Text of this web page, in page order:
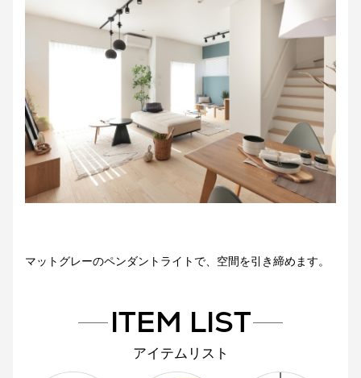
マットグレーのペンダントライトで、空間を引き締めます。
ITEM LIST
アイテムリスト